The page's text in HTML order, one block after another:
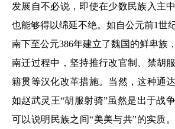
发展自不必说，即使在少数民族入主
也能够得以绵延不绝。如自公元前1世
南下至公元386年建立了魏国的鲜卑族
南迁过程中，坚持推行改官制、禁胡
籍贯等汉化改革措施。当然，这种通
如赵武灵王“胡服射骑”虽然是出于战
可以说明民族之间“美美与共”的实质